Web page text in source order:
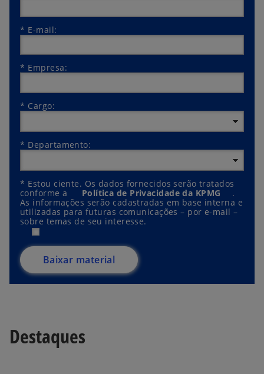
* E-mail:
* Empresa:
* Cargo:
* Departamento:
* Estou ciente. Os dados fornecidos serão tratados
conforme a
Política de Privacidade da KPMG
.
As informações serão cadastradas em base interna e
utilizadas para futuras comunicações – por e-mail –
sobre temas de seu interesse.
Baixar material
Destaques